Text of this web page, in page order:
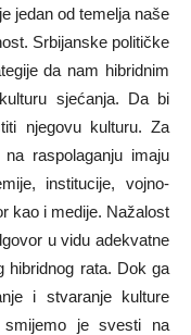
jedan od temelja naše
Srbijanske političke
da nam hibridnim
sjećanja. Da bi
njegovu kulturu. Za
raspolaganju imaju
institucije, vojno-
kao i medije. Nažalost
u vidu adekvatne
hibridnog rata. Dok ga
i stvaranje kulture
je svesti na